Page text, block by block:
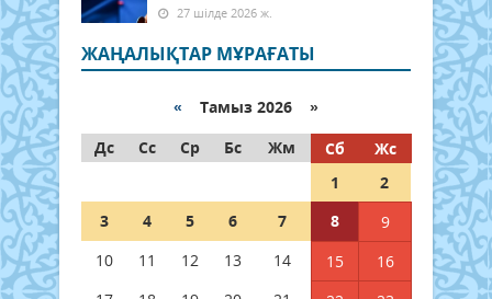
27 шілде 2026 ж.
ЖАҢАЛЫҚТАР МҰРАҒАТЫ
« Тамыз 2026 »
Дс
Сс Ср Бс Жм Сб
Жс
1
2
3
4 5 6 7 8
9
10
11 12 13 14 15
16